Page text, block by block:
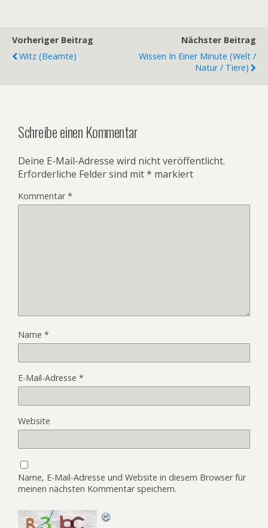
Vorheriger Beitrag
Witz (Beamte)
Nächster Beitrag
Wissen In Einer Minute (Welt /
Natur / Tiere)
Schreibe einen Kommentar
Deine E-Mail-Adresse wird nicht veröffentlicht.
Erforderliche Felder sind mit* markiert
Kommentar*
Name *
E-Mail-Adresse *
Website
Name, E-Mail-Adresse und Website in diesem Browser für
meinen nächsten Kommentar speichern.